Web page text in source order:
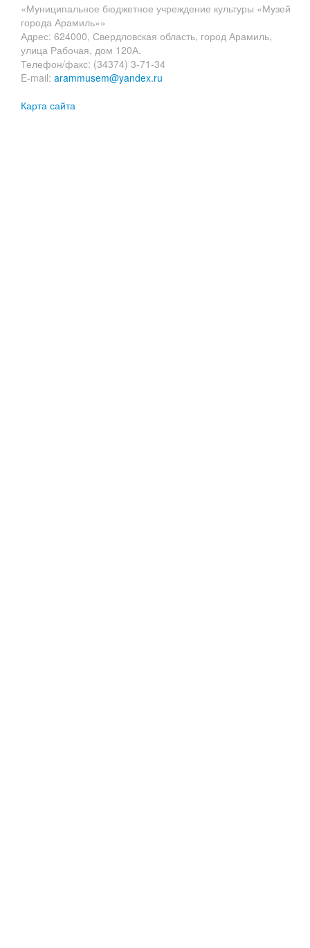
«Муниципальное бюджетное учреждение культуры «Музей
города Арамиль»»
Адрес: 624000, Свердловская область, город Арамиль,
улица Рабочая, дом 120А.
Телефон/факс: (34374) 3-71-34
E-mail: arammusem@yandex.ru
Карта сайта